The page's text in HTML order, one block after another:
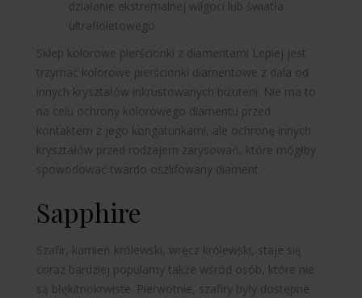
działanie ekstremalnej wilgoci lub światła
ultrafioletowego.
Sklep kolorowe pierścionki z diamentami Lepiej jest
trzymać kolorowe pierścionki diamentowe z dala od
innych kryształów inkrustowanych biżuterii. Nie ma to
na celu ochrony kolorowego diamentu przed
kontaktem z jego kongatunkami, ale ochronę innych
kryształów przed rodzajem zarysowań, które mógłby
spowodować twardo oszlifowany diament.
Sapphire
Szafir, kamień królewski, wręcz królewski, staje się
coraz bardziej popularny także wśród osób, które nie
są błękitnokrwiste. Pierwotnie, szafiry były dostępne